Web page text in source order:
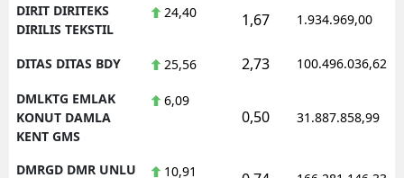
DIRIT DIRITEKS
DIRILIS TEKSTIL
24,40 1,67 1.934.969,00
DITAS DITAS BDY 25,56 2,73 100.496.036,62
DMLKTG EMLAK
KONUT DAMLA
KENT GMS
6,09
0,50 31.887.858,99
DMRGD DMR UNLU
10,91